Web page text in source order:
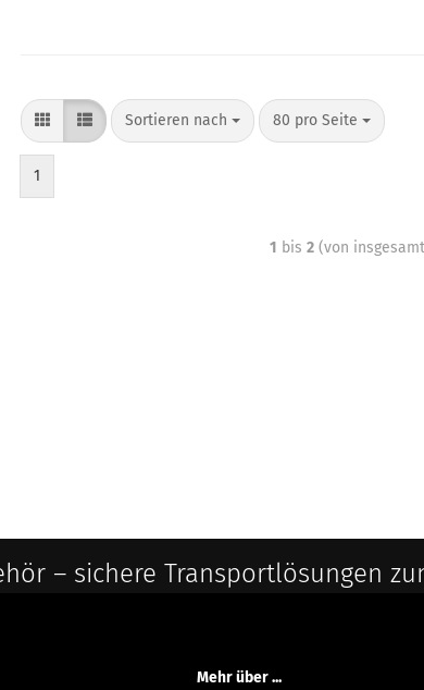
Sortieren nach 80 pro Seite
1
1 bis2 (von
– sichere Transportlösungen
Mehr über ...